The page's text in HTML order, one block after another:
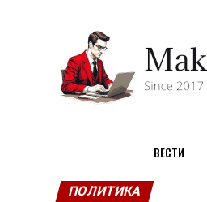
ВЕСТИ
ПОЛИТИКА